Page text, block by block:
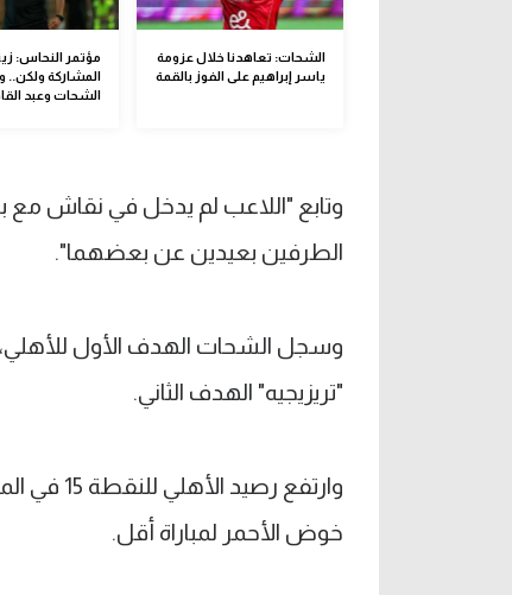
الشحات: تعاهدنا خلال عزومة
ياسر إبراهيم على الفوز بالقمة
مؤتمر النحاس:
المشاركة ولكن..
الشحات وعبد
وتابع "اللاعب لم يدخل في نقاش
الطرفين بعيدين عن بعضهما".
وسجل الشحات الهدف الأول
"تريزيجيه" الهدف الثاني.
وارتفع
خوض الأحمر لمباراة أقل.